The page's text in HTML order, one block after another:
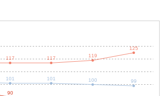
101 101 100 99
90
117 117 119
125